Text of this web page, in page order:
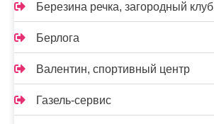
Березина речка, загородный клуб
Берлога
Валентин, спортивный центр
Газель-сервис